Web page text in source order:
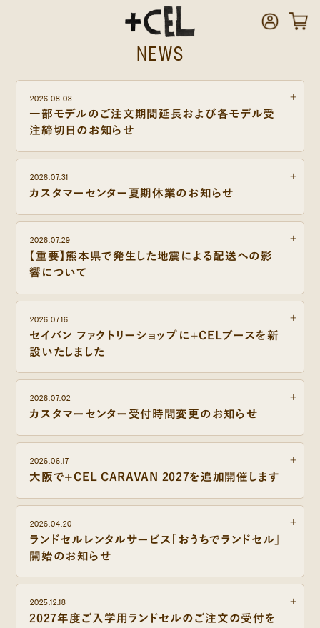
NEWS
一部モデルのご注文期間延長および各モデル受
注締切日のお知らせ
2026.08.03
カスタマーセンター夏期休業のお知らせ
2026.07.31
【重要】熊本県で発生した地震による配送への影
響について
2026.07.29
セイバン ファクトリーショップに+CELブースを新
設いたしました
2026.07.16
カスタマーセンター受付時間変更のお知らせ
2026.07.02
大阪で+CEL CARAVAN 2027を追加開催します
2026.06.17
ランドセルレンタルサービス「おうちでランドセル」
開始のお知らせ
2026.04.20
2027年度ご入学用ランドセルのご注文の受付を
2025.12.18